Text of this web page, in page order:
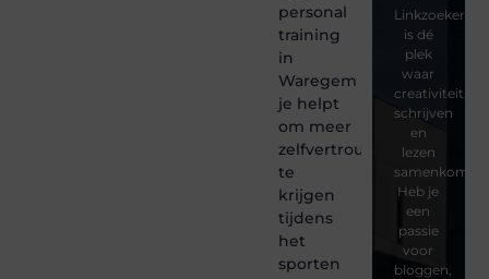
personal
training
in
Waregem
je helpt
om meer
zelfvertrouwen
te
krijgen
tijdens
het
sporten
is dé
plek
waar
creativiteit,
schrijven
en
lezen
samenkomen.
Heb je
een
passie
voor
bloggen,